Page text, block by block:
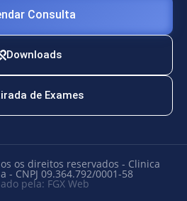
Consulta
Downloads
de Exames
os direitos reservados - Clinica
- CNPJ 09.364.792/0001-58
pela: FGX Web